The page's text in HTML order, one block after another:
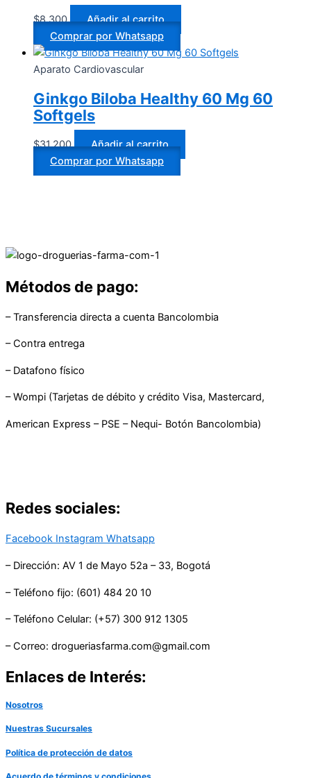
$8.300
Añadir al carrito
Comprar por Whatsapp
Aparato Cardiovascular
Ginkgo Biloba Healthy 60 Mg 60
Softgels
$31.200
Añadir al carrito
Comprar por Whatsapp
Métodos de pago:
– Transferencia directa a cuenta Bancolombia
– Contra entrega
– Datafono físico
– Wompi (Tarjetas de débito y crédito Visa, Mastercard,
American Express – PSE – Nequi- Botón Bancolombia)
Redes sociales:
Facebook Instagram Whatsapp
– Dirección: AV 1 de Mayo 52a – 33, Bogotá
– Teléfono fijo: (601) 484 20 10
– Teléfono Celular: (+57) 300 912 1305
– Correo: drogueriasfarma.com@gmail.com
Enlaces de Interés:
Nosotros
Nuestras Sucursales
Política de protección de datos